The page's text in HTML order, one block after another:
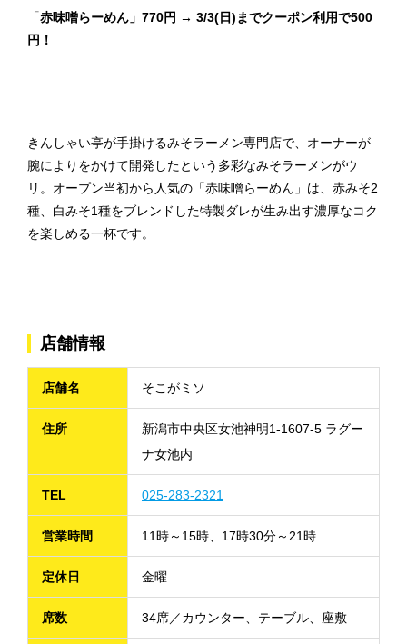
「赤味噌らーめん」770円 → 3/3(日)までクーポン利用で500
円！
きんしゃい亭が手掛けるみそラーメン専門店で、オーナーが
腕によりをかけて開発したという多彩なみそラーメンがウ
リ。オープン当初から人気の「赤味噌らーめん」は、赤みそ2
種、白みそ1種をブレンドした特製ダレが生み出す濃厚なコク
を楽しめる一杯です。
店舗情報
店舗名 そこがミソ
住所
新潟市中央区女池神明1-1607-5 ラグー
ナ女池内
TEL 025-283-2321
営業時間 11時～15時、17時30分～21時
定休日 金曜
席数 34席／カウンター、テーブル、座敷